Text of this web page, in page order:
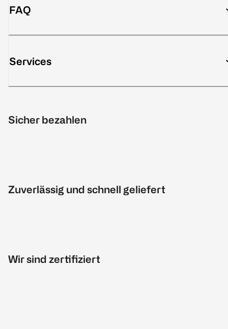
FAQ
Services
Sicher bezahlen
Zuverlässig und schnell geliefert
Wir sind zertifiziert